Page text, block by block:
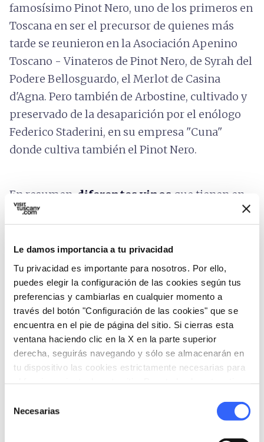
Le damos importancia a tu privacidad
Tu privacidad es importante para nosotros. Por ello,
puedes elegir la configuración de las cookies según tus
preferencias y cambiarlas en cualquier momento a
través del botón "Configuración de las cookies" que se
encuentra en el pie de página del sitio. Si cierras esta
ventana haciendo clic en la X en la parte superior
derecha, seguirás navegando y sólo se almacenarán en
tu dispositivo las cookies estrictamente necesarias para
Necesarias
famosísimo Pinot Nero, uno de los primeros en
Toscana en ser el precursor de quienes más
tarde se reunieron en la Asociación Apenino
Toscano - Vinateros de Pinot Nero, de Syrah del
Podere Bellosguardo, el Merlot de Casina
d'Agna. Pero también de Arbostine, cultivado y
preservado de la desaparición por el enólogo
Federico Staderini, en su empresa "Cuna"
donde cultiva también el Pinot Nero.
En resumen, diferentes vinos que tienen en
común sólo la
, excelente
síntesis de presentación en esa ocasión festiva
de encuentro y de promoción que se ha
convertido en la feria del Sabor de Guidi, que se
realiza cada año enPoppien la segunda
quincena de agosto. Los tres días de la fiesta
dedicada a los antiguos Condes Guidi, señores
de Poppi y de gran parte del Casentino en la
época medieval, además de revitalizar la
colinas de Casentino que se remonta al 1400 y